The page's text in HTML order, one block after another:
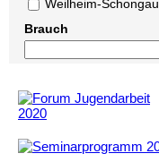
Weilheim-Schongau
Brauch